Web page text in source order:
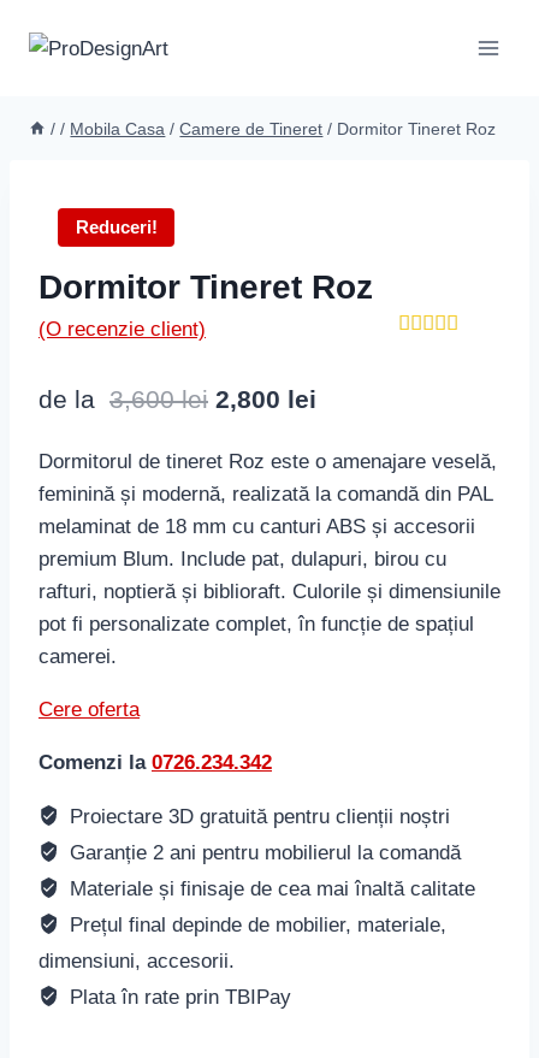
/ / Mobila Casa / Camere de Tineret / Dormitor Tineret Roz
Reduceri!
Dormitor Tineret Roz
evaluări
(O recenzie client)
de la 3,600lei Prețul
a
fost:
3,600 lei.
2,800 lei
este:
2,800 lei.
Dormitorul de tineret Roz este o amenajare veselă,
feminină și modernă, realizată la comandă din PAL
melaminat de 18 mm cu canturi ABS și accesorii
premium Blum. Include pat, dulapuri, birou cu
rafturi, noptieră și biblioraft. Culorile și dimensiunile
pot fi personalizate complet, în funcție de spațiul
camerei.
Cere oferta
Comenzi la 0726.234.342
Proiectare 3D gratuită pentru clienții noștri
Garanție 2 ani pentru mobilierul la comandă
Materiale și finisaje de cea mai înaltă calitate
Prețul final depinde de mobilier, materiale,
dimensiuni, accesorii.
Plata în rate prin TBIPay